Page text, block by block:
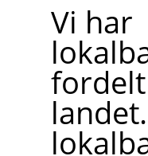
Vi har